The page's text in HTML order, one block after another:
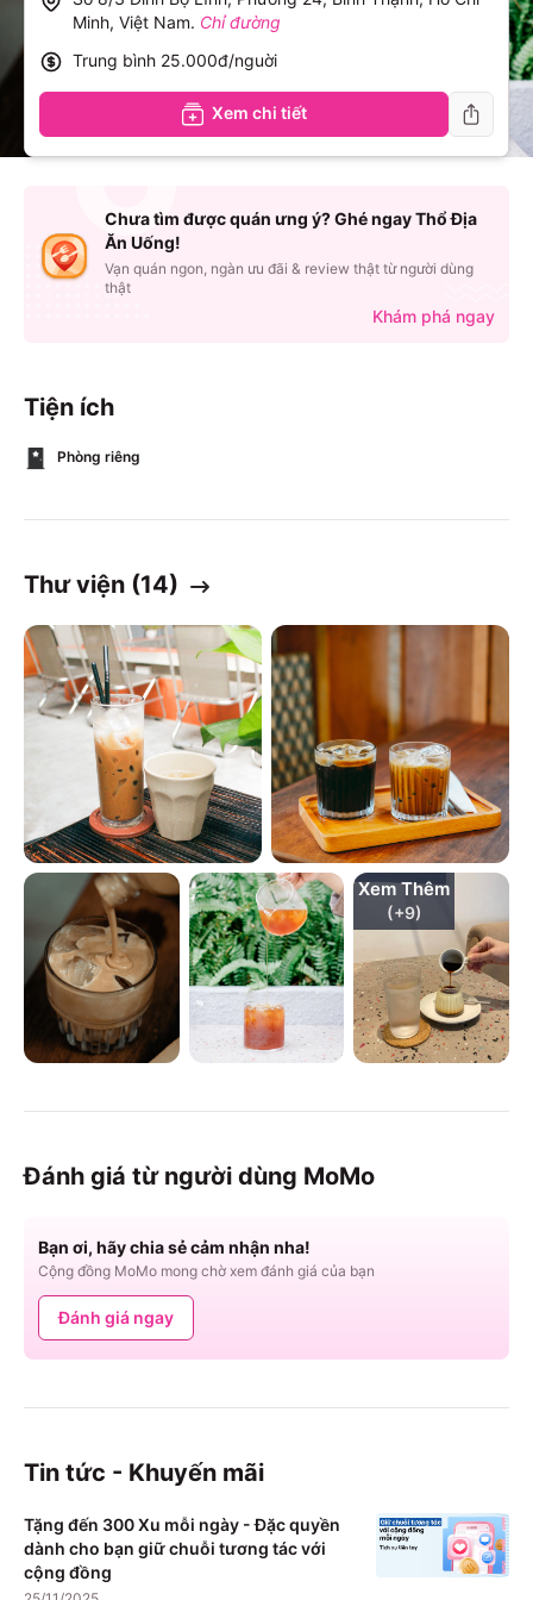
Tiện ích
Phòng riêng
Thư viện (14)
Xem Thêm
(+9)
Đánh giá từ người dùng MoMo
Bạn ơi, hãy chia sẻ cảm nhận nha!
Cộng đồng MoMo mong chờ xem đánh giá của bạn
Đánh giá ngay
Tin tức - Khuyến mãi
Tặng đến 300 Xu mỗi ngày - Đặc quyền
dành cho bạn giữ chuỗi tương tác với
cộng đồng
Minh, Việt Nam. Chỉ đường
Trung bình 25.000đ/nguời
Xem chi tiết
Chưa tìm được quán ưng ý? Ghé ngay Thổ Địa
Ăn Uống!
Vạn quán ngon, ngàn ưu đãi & review thật từ người dùng
thật
Khám phá ngay